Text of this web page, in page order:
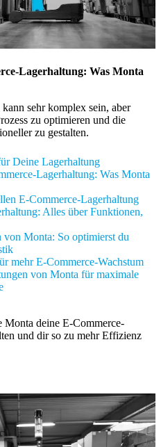
Lagerhaltung: Was Monta
sehr komplex sein, aber
zu optimieren und die
zu gestalten.
Deine Lagerhaltung
Lagerhaltung: Was Monta
E-Commerce-Lagerhaltung
Alles über Funktionen,
Monta: So optimierst du
mehr E-Commerce-Wachstum
von Monta für maximale
deine E-Commerce-
und dir so zu mehr Effizienz